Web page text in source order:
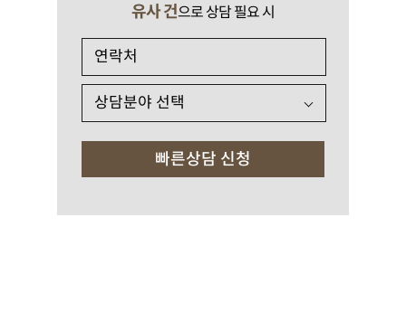
유사 건으로 상담 필요 시